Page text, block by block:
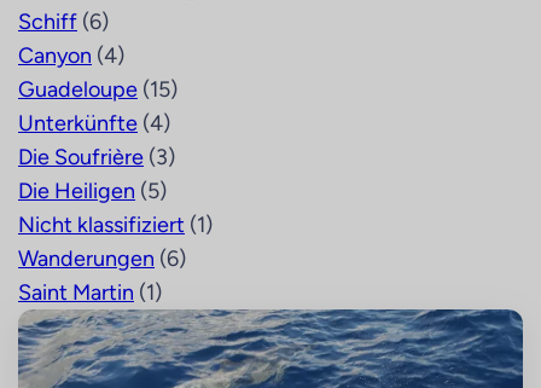
Schiff (6)
Canyon (4)
Guadeloupe (15)
Unterkünfte (4)
Die Soufrière (3)
Die Heiligen (5)
Nicht klassifiziert (1)
Wanderungen (6)
Saint Martin (1)